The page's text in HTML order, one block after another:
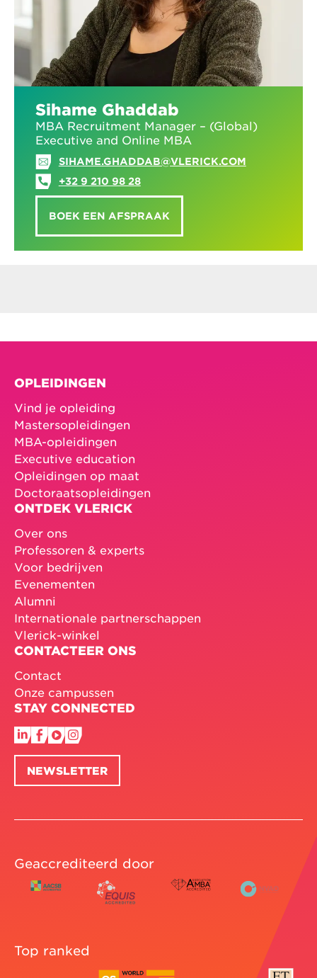
Sihame Ghaddab
MBA Recruitment Manager – (Global)
Executive and Online MBA
SIHAME.GHADDAB@VLERICK.COM
+32 9 210 98 28
BOEK EEN AFSPRAAK
OPLEIDINGEN
Vind je opleiding
Mastersopleidingen
MBA-opleidingen
Executive education
Opleidingen op maat
Doctoraatsopleidingen
ONTDEK VLERICK
Over ons
Professoren & experts
Voor bedrijven
Evenementen
Alumni
Internationale partnerschappen
Vlerick-winkel
CONTACTEER ONS
Contact
Onze campussen
STAY CONNECTED
NEWSLETTER
Geaccrediteerd door
Top ranked